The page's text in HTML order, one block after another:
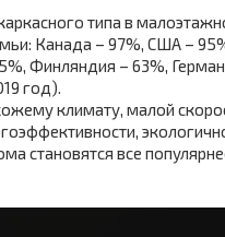
типа в
Канада – 97%, США –
Финляндия – 63%,
год).
климату, малой
становятся все